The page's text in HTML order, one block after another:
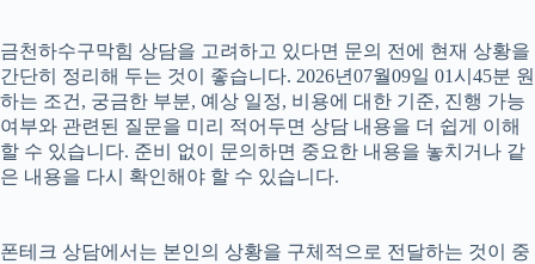
금천하수구막힘 상담을 고려하고 있다면 문의 전에 현재 상황을
간단히 정리해 두는 것이 좋습니다. 2026년07월09일 01시45분 원
하는 조건, 궁금한 부분, 예상 일정, 비용에 대한 기준, 진행 가능
여부와 관련된 질문을 미리 적어두면 상담 내용을 더 쉽게 이해
할 수 있습니다. 준비 없이 문의하면 중요한 내용을 놓치거나 같
은 내용을 다시 확인해야 할 수 있습니다.
폰테크 상담에서는 본인의 상황을 구체적으로 전달하는 것이 중